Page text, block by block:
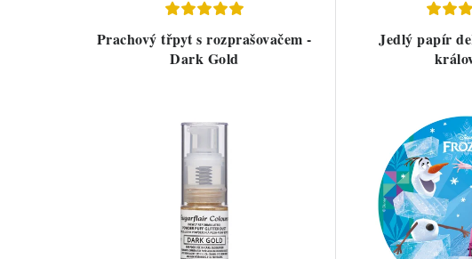
Prachový třpyt s rozprašovačem -
Dark Gold
Jedlý papír